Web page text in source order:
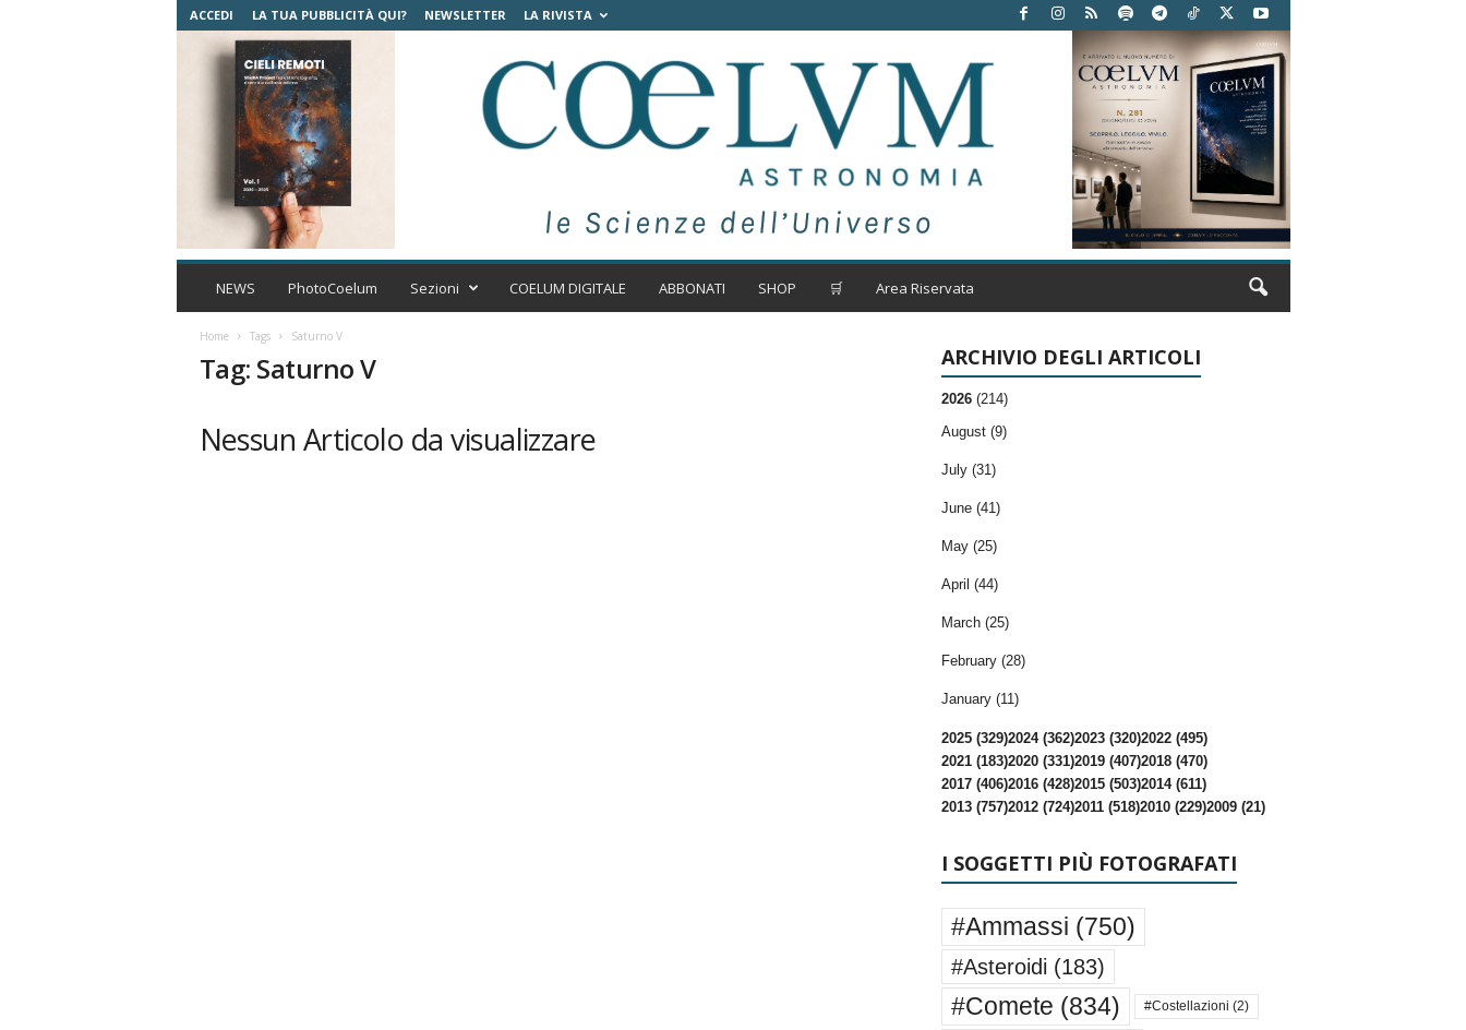
ACCEDI LA TUA PUBBLICITÀ QUI? NEWSLETTER LA RIVISTA
C
t
NEWS PhotoCoelum Sezioni COELUM DIGITALE ABBONATI SHOP 🛒 Area Riservata
Home Tags Saturno V
Tag: Saturno V
Nessun Articolo da visualizzare
ARCHIVIO DEGLI ARTICOLI
2026 (214)
August (9)
July (31)
June (41)
May (25)
April (44)
March (25)
February (28)
January (11)
2025 (329)2024 (362)2023 (320)2022 (495)
2021 (183)2020 (331)2019 (407)2018 (470)
2017 (406)2016 (428)2015 (503)2014 (611)
2013 (757)2012 (724)2011 (518)2010 (229)2009 (21)
I SOGGETTI PIÙ FOTOGRAFATI
#Ammassi (750)
#Asteroidi (183)
#Comete (834) #Costellazioni (2)